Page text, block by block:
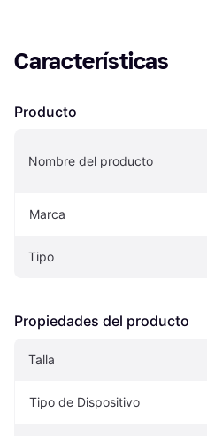
Características
Producto
Nombre del producto
Marca
Tipo
Propiedades del producto
Talla
Tipo de Dispositivo